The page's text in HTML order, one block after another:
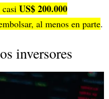
US$ 200.000
al menos en parte.
inversores